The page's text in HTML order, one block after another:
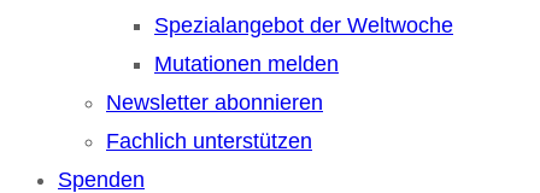
Spezialangebot der Weltwoche
Mutationen melden
Newsletter abonnieren
Fachlich unterstützen
Spenden